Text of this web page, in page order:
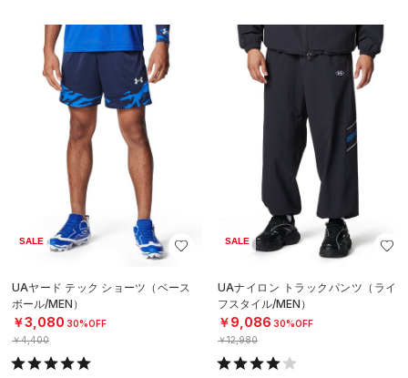
SALE
UAヤード テック ショーツ（ベース
ボール/MEN）
￥3,080 30%OFF
￥4,400
SALE
UAナイロン トラックパンツ（ライ
フスタイル/MEN）
￥9,086 30%OFF
￥12,980